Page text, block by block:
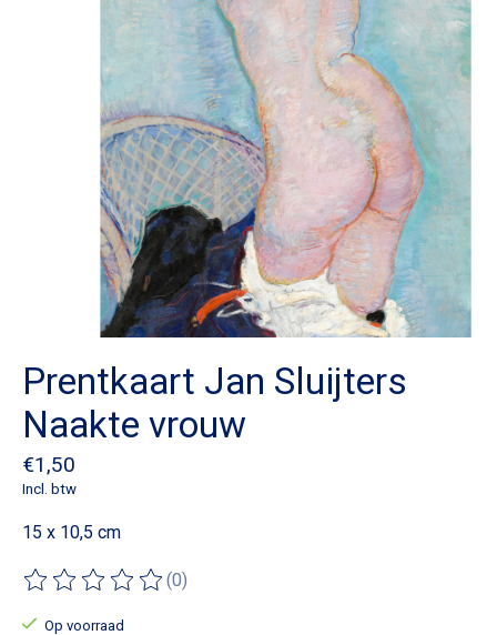
Prentkaart Jan Sluijters
Naakte vrouw
€1,50
Incl. btw
15 x 10,5 cm
De beoordeling van dit product is
(0)
Op voorraad